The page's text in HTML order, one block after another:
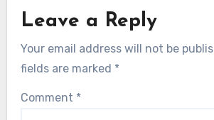
Leave a Reply
Your email address will not be
fields are marked *
Comment *